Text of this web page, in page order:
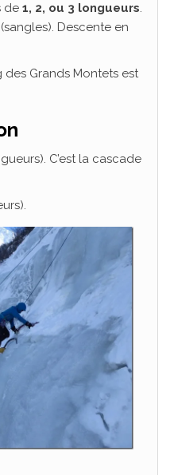
de 1, 2, ou 3 longueurs.
Descente en
des Grands Montets est
C’est la cascade